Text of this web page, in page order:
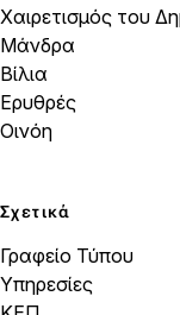
Χαιρετισμός του
Μάνδρα
Βίλια
Ερυθρές
Οινόη
Σχετικά
Γραφείο Τύπου
Υπηρεσίες